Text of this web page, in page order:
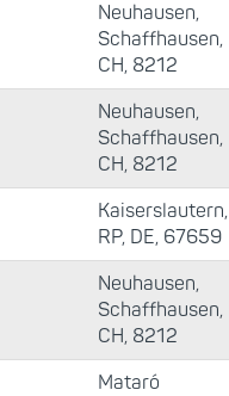
Neuhausen,
Schaffhausen,
CH, 8212
Neuhausen,
Schaffhausen,
CH, 8212
Kaiserslautern,
RP, DE, 67659
Neuhausen,
Schaffhausen,
CH, 8212
Mataró